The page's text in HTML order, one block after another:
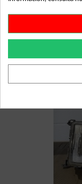
Recambio de
referencia OEM IAM
También